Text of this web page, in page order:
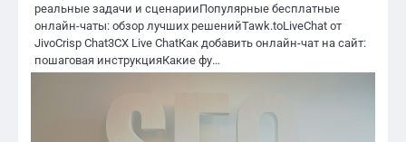
реальные задачи и сценарииПопулярные бесплатные
онлайн-чаты: обзор лучших решенийTawk.toLiveChat от
JivoCrisp Chat3CX Live ChatКак добавить онлайн-чат на сайт:
пошаговая инструкцияКакие фу…